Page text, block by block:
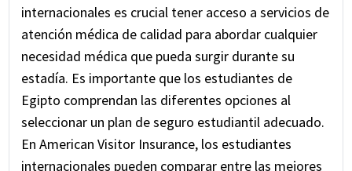
línea.
Revise atentamente los documentos del
seguro de viaje recibidos por correo electrónico
para obtener detalles de la cobertura y
números de contacto relevantes
internacionales es crucial tener acceso a servicios de
atención médica de calidad para abordar cualquier
necesidad médica que pueda surgir durante su
estadía. Es importante que los estudiantes de
Egipto comprendan las diferentes opciones al
seleccionar un plan de seguro estudiantil adecuado.
En American Visitor Insurance, los estudiantes
internacionales pueden comparar entre las mejores